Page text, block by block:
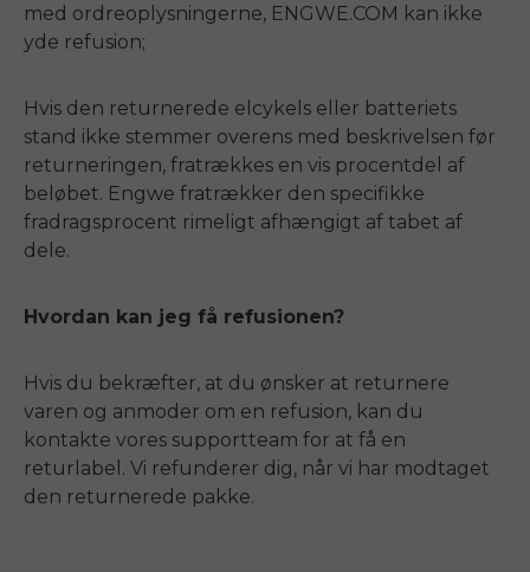
med ordreoplysningerne, ENGWE.COM kan ikke
yde refusion;
Hvis den returnerede elcykels eller batteriets
stand ikke stemmer overens med beskrivelsen før
returneringen, fratrækkes en vis procentdel af
beløbet. Engwe fratrækker den specifikke
fradragsprocent rimeligt afhængigt af tabet af
dele.
Hvordan kan jeg få refusionen?
Hvis du bekræfter, at du ønsker at returnere
varen og anmoder om en refusion, kan du
kontakte vores supportteam for at få en
returlabel. Vi refunderer dig, når vi har modtaget
den returnerede pakke.